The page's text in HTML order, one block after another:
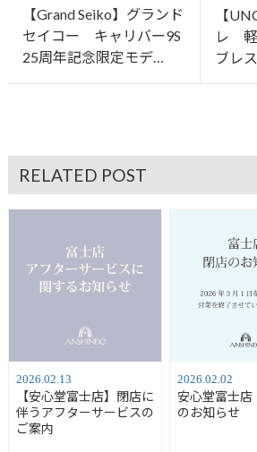
【Grand Seiko】グランド
セイコー キャリバー9S
25周年記念限定モデ…
【
レ 軽
ブレ
RELATED POST
2026.02.13
【安心堂富士店】閉店に
伴うアフターサービスの
ご案内
2026.02.02
安心堂富士
のお知らせ